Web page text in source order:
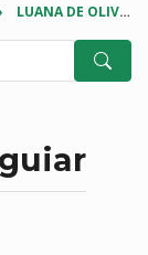
LUANA DE OLIVEIRA AGUIAR